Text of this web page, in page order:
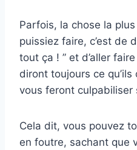
Parfois, la chose la
puissiez faire, c’est de
tout ça ! ” et d’aller
diront toujours ce
vous feront culpabiliser
Cela dit, vous pouvez
en foutre, sachant que